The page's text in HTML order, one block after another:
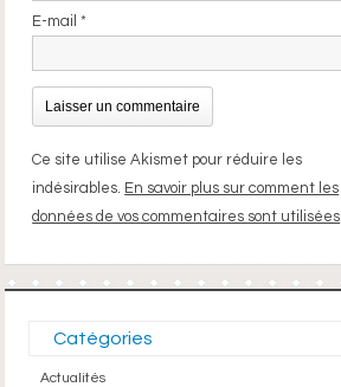
E-mail*
Ce site utilise Akismet pour réduire les
indésirables. En savoir plus sur comment les
données de vos commentaires sont utilisées
Catégories
Actualités